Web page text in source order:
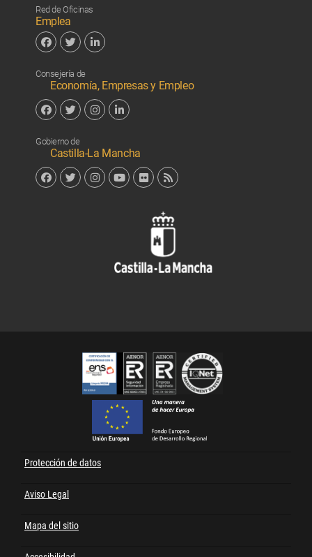
Red de Oficinas
Emplea
Consejería de
Economía, Empresas y Empleo
Gobierno de
Castilla-La Mancha
Menú
al
pie
Protección de datos
Aviso Legal
Mapa del sitio